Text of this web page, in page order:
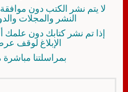
لا يتم نشر الكتب دون
النشر والمجلات
إذا تم نشر كتابك دون علمك
الإبلاغ لوقف
بمراسلتنا